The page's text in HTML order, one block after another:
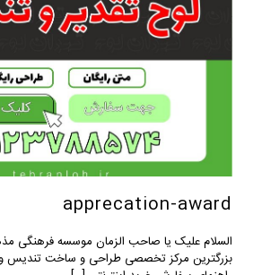
apprecation-award
السلام علیک یا صاحب الزمان موسسه فرهنگی
بزرگترین مرکز تخصصی طراحی و ساخت تندیس و